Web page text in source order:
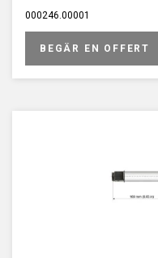
000246.00001
BEGÄR EN OFFERT